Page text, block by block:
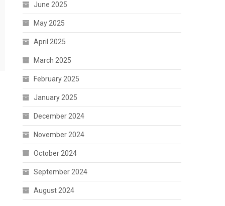
June 2025
May 2025
April 2025
March 2025
February 2025
January 2025
December 2024
November 2024
October 2024
September 2024
August 2024